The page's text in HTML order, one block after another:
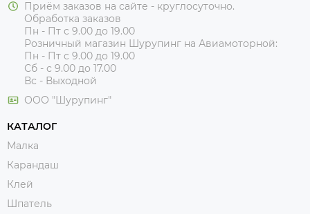
Приём заказов на сайте - круглосуточно.
Обработка заказов
Пн - Пт с 9.00 до 19.00
Розничный магазин Шурупинг на Авиамоторной:
Пн - Пт с 9.00 до 19.00
Сб - с 9.00 до 17.00
Вс - Выходной
ООО "Шурупинг"
КАТАЛОГ
Малка
Карандаш
Клей
Шпатель